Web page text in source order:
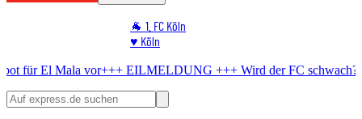
🐐 1. FC Köln
♥️ Köln
🏆 Sport
vor+++ EILMELDUNG +++Wird der FC schwach?BVB